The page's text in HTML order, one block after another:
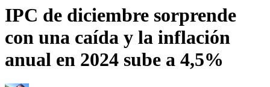
IPC de diciembre sorprende
con una caída y la inflación
anual en 2024 sube a 4,5%